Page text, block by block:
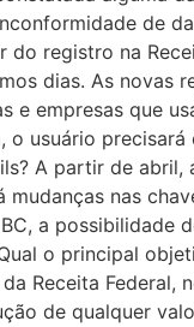
de
registro na
dias. As novas
e empresas que
o usuário
A partir de
mudanças nas
a possibilidade
o principal
Receita Federal,
de qualquer